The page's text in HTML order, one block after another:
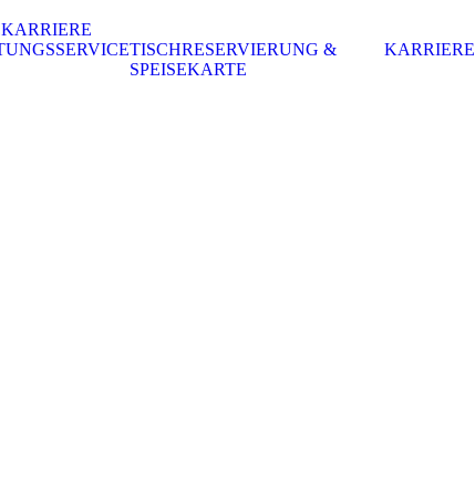
KARRIERE
TISCHRESERVIERUNG &
SPEISEKARTE
KARRIERE